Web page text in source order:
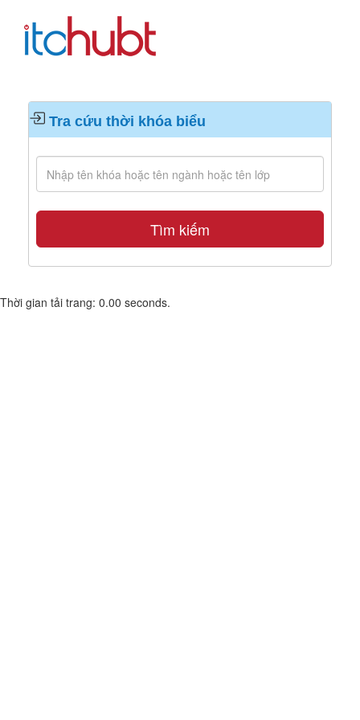
Tra cứu thời khóa biểu
Tìm kiếm
Thời gian tải trang: 0.00 seconds.